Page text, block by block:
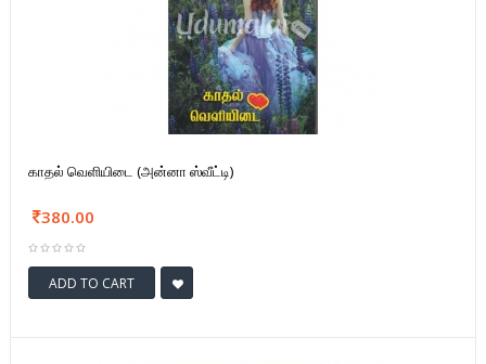
காதல் வெளியிடை (அன்னா ஸ்வீட்டி)
380.00
ADD TO CART